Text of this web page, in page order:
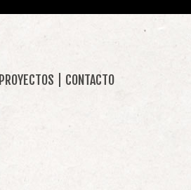
PROYECTOS CONTACTO